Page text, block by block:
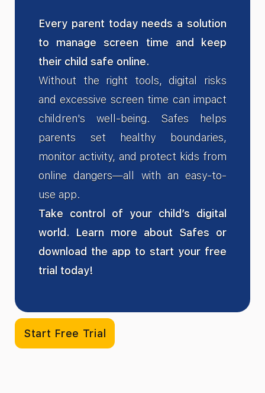
Every parent today needs a solution
to manage screen time and keep
their child safe online.
Without the right tools, digital risks
and excessive screen time can impact
children's well-being. Safes helps
parents set healthy boundaries,
monitor activity, and protect kids from
online dangers—all with an easy-to-
use app.
Take control of your child’s digital
world. Learn more about Safes or
download the app to start your free
trial today!
Start Free Trial